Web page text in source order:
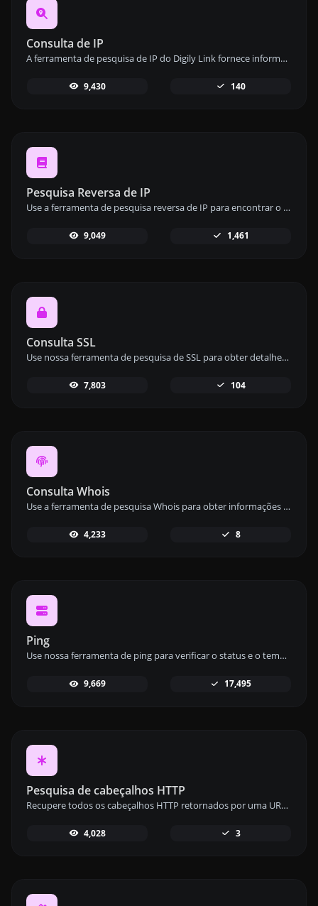
Consulta de IP
A ferramenta de pesquisa de IP do Digily Link fornece informações detalhadas sobre qualquer endereço IP. Use este serviço online gratuito para obter dados abrangentes de IP.
9,430 140
Pesquisa Reversa de IP
Use a ferramenta de pesquisa reversa de IP para encontrar o domínio ou host associado a qualquer endereço IP de forma rápida e fácil.
9,049 1,461
Consulta SSL
Use nossa ferramenta de pesquisa de SSL para obter detalhes abrangentes sobre qualquer certificado SSL e garantir a segurança do seu site.
7,803 104
Consulta Whois
Use a ferramenta de pesquisa Whois para obter informações detalhadas sobre qualquer nome de domínio, incluindo detalhes de registro e propriedade.
4,233 8
Ping
Use nossa ferramenta de ping para verificar o status e o tempo de resposta de qualquer site, servidor ou porta de forma rápida e eficiente.
9,669 17,495
Pesquisa de cabeçalhos HTTP
Recupere todos os cabeçalhos HTTP retornados por uma URL para uma solicitação GET típica com nossa ferramenta de consulta de cabeçalhos HTTP.
4,028 3